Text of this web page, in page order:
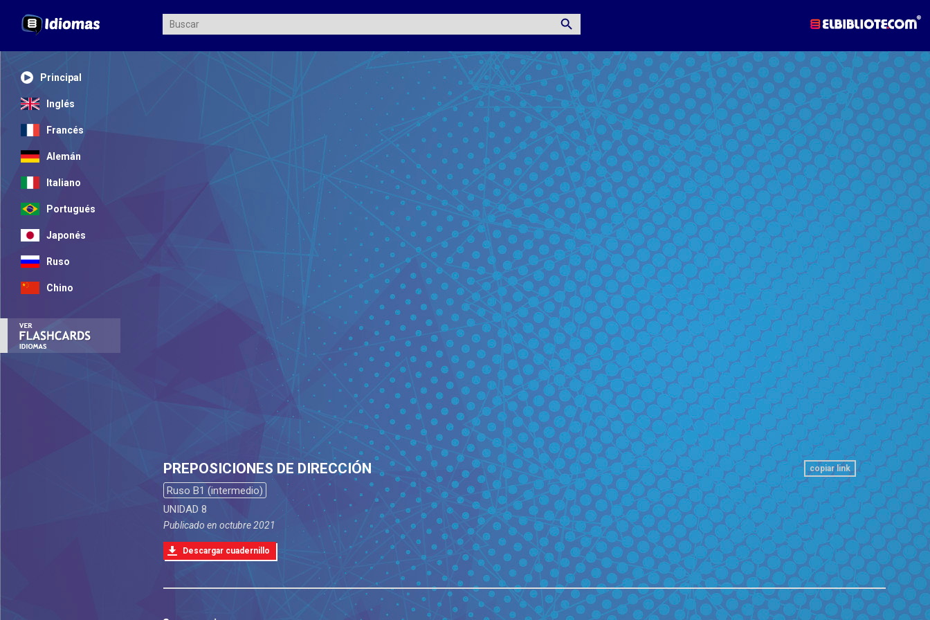
Principal
Inglés
Francés
Alemán
Italiano
Portugués
Japonés
Ruso
Chino
copiar link
PREPOSICIONES DE DIRECCIÓN
Ruso B1 (intermedio)
UNIDAD 8
Publicado en octubre 2021
Descargar cuadernillo